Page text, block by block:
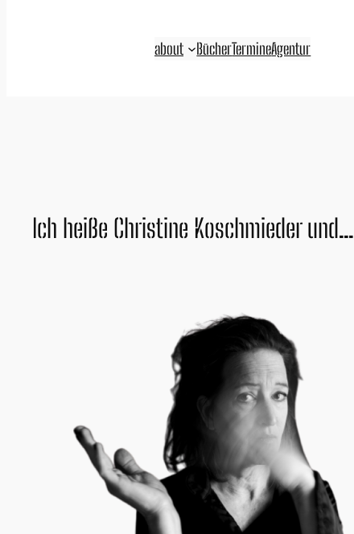
about BücherTermineAgentur
Ich heiße Christine Koschmieder und…